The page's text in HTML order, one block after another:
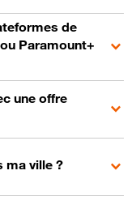
de
Paramount+
une offre
ma ville ?